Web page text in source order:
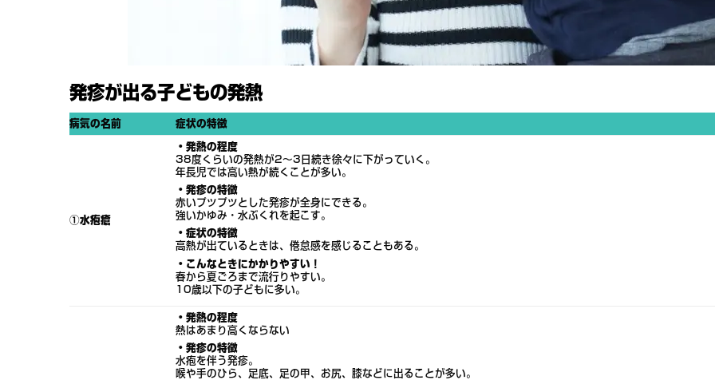
発疹が出る子どもの発熱
病気の名前 症状の特徴
①水疱瘡
・発熱の程度
38度くらいの発熱が2～3日続き徐々に下がっていく。
年長児では高い熱が続くことが多い。
・発疹の特徴
赤いプツプツとした発疹が全身にできる。
強いかゆみ・水ぶくれを起こす。
・症状の特徴
高熱が出ているときは、倦怠感を感じることもある。
・こんなときにかかりやすい！
春から夏ごろまで流行りやすい。
10歳以下の子どもに多い。
・発熱の程度
熱はあまり高くならない
・発疹の特徴
水疱を伴う発疹。
喉や手のひら、足底、足の甲、お尻、膝などに出ることが多い。